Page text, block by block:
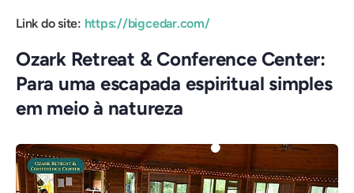
Link do site: https://bigcedar.com/
Ozark Retreat & Conference Center:
Para uma escapada espiritual simples
em meio à natureza